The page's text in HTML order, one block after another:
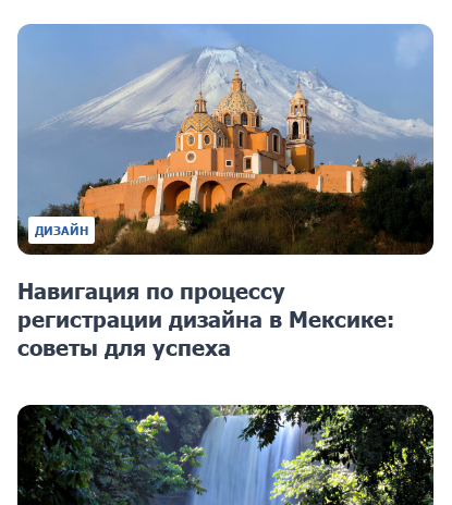
ДИЗАЙН
Навигация по процессу
регистрации дизайна в Мексике:
советы для успеха